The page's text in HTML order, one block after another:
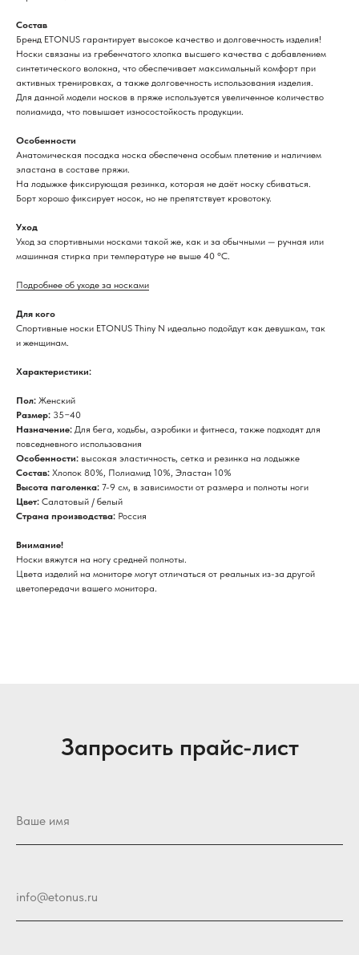
Состав
Бренд ETONUS гарантирует высокое качество и долговечность изделия!
Носки связаны из гребенчатого хлопка высшего качества с добавлением
синтетического волокна, что обеспечивает максимальный комфорт при
активных тренировках, а также долговечность использования изделия.
Для данной модели носков в пряже используется увеличенное количество
полиамида, что повышает износостойкость продукции.
Особенности
Анатомическая посадка носка обеспечена особым плетение и наличием
эластана в составе пряжи.
На лодыжке фиксирующая резинкa, которая не даёт носку сбиваться.
Борт хорошо фиксирует носок, но не препятствует кровотоку.
Уход
Уход за спортивными носками такой же, как и за обычными — ручная или
машинная стирка при температуре не выше 40 °C.
Подробнее об уходе за носками
Для кого
Спортивные носки ETONUS Thiny N идеально подойдут как девушкам, так
и женщинам.
Характеристики:
Пол: Женский
Размер: 35−40
Назначение: Для бега, ходьбы, аэробики и фитнеса, также подходят для
повседневного использования
Особенности: высокая эластичность, сетка и резинка на лодыжке
Состав: Хлопок 80%, Полиамид 10%, Эластан 10%
Высота паголенка: 7-9 см, в зависимости от размера и полноты ноги
Цвет: Салатовый / белый
Страна производства: Россия
Внимание!
Носки вяжутся на ногу средней полноты.
Цвета изделий на мониторе могут отличаться от реальных из-за другой
цветопередачи вашего монитора.
Запросить прайс-лист